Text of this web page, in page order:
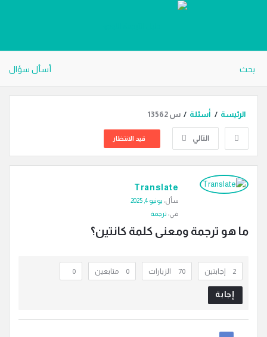
دليل
بحث أسأل سؤال
الرئيسة / أسئلة / س 13562
التالي قيد الانتظار
دليل
الترجمة
أسئلة
Translate
سأل: يونيو 4, 2025
في: ترجمة
ما هو ترجمة ومعنى كلمة كانتين؟
‫2 إجابتين 70 الزيارات 0 متابعين 0
إجابة